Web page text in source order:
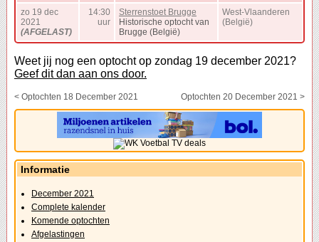
zo 19 dec
2021
(AFGELAST)
14:30
uur
Sterrenstoet Brugge
Historische optocht van
Brugge (België)
West-Vlaanderen
(België)
Weet jij nog een optocht op zondag 19 december 2021?
Geef dit dan aan ons door.
< Optochten 18 December 2021 Optochten 20 December 2021 >
Informatie
December 2021
Complete kalender
Komende optochten
Afgelastingen